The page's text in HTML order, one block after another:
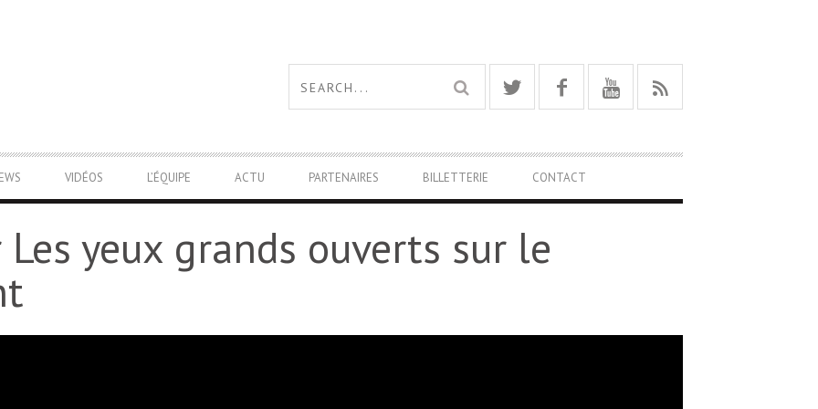
VIDÉOS L’ÉQUIPE ACTU PARTENAIRES BILLETTERIE CONTACT
Les yeux grands ouverts sur le